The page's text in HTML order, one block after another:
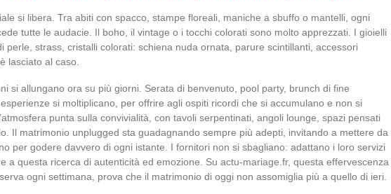
si libera. Tra abiti con spacco, stampe floreali, maniche a sbuffo o mantelli, ogni
tutte le audacie. Il boho, il vintage o i tocchi colorati sono molto apprezzati. I gioielli
perle, strass, cristalli colorati: schiena nuda ornata, parure scintillanti, accessori
lasciato al caso.
si allungano ora su più giorni. Serata di benvenuto, pool party, brunch di fine
si moltiplicano, per offrire agli ospiti ricordi che si accumulano e non si
punta sulla convivialità, con tavoli serpentinati, angoli lounge, spazi pensati
Il matrimonio unplugged sta guadagnando sempre più adepti, invitando a mettere da
per godere davvero di ogni istante. I fornitori non si sbagliano: adattano i loro servizi
a questa ricerca di autenticità ed emozione. Su actu-mariage.fr, questa effervescenza
ogni settimana, prova che il matrimonio di oggi non assomiglia più a quello di ieri.